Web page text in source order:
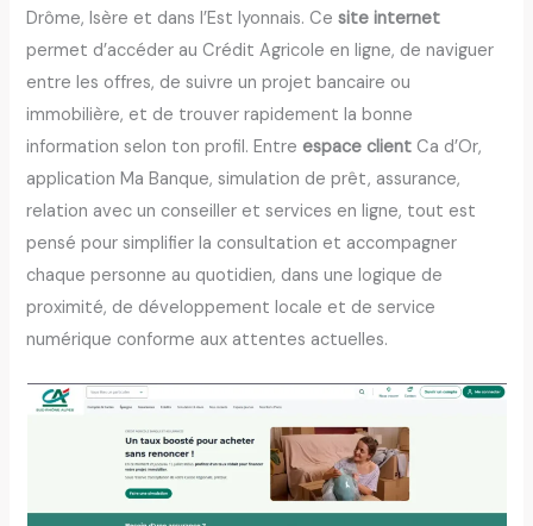
Drôme, Isère et dans l’Est lyonnais. Cesite internet
permet d’accéder au Crédit Agricole en ligne, de naviguer
entre les offres, de suivre un projet bancaire ou
immobilière, et de trouver rapidement la bonne
information selon ton profil. Entreespace client Ca d’Or,
application Ma Banque, simulation de prêt, assurance,
relation avec un conseiller et services en ligne, tout est
pensé pour simplifier la consultation et accompagner
chaque personne au quotidien, dans une logique de
proximité, de développement locale et de service
numérique conforme aux attentes actuelles.